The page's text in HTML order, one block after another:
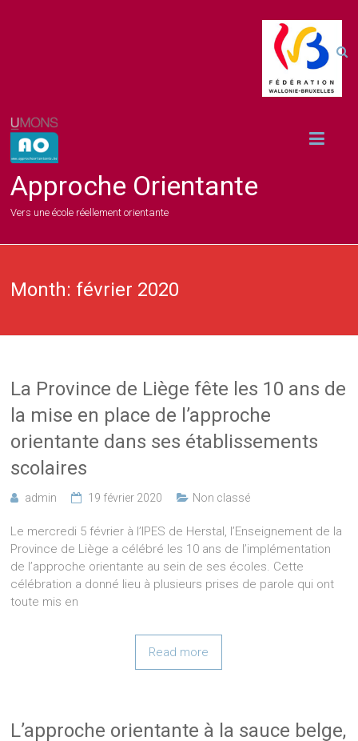
Approche Orientante
Vers une école réellement orientante
Month: février 2020
La Province de Liège fête les 10 ans de
la mise en place de l’approche
orientante dans ses établissements
scolaires
admin 19 février 2020 Non classé
Le mercredi 5 février à l’IPES de Herstal, l’Enseignement de la
Province de Liège a célébré les 10 ans de l’implémentation
de l’approche orientante au sein de ses écoles. Cette
célébration a donné lieu à plusieurs prises de parole qui ont
toute mis en
Read more
L’approche orientante à la sauce belge,